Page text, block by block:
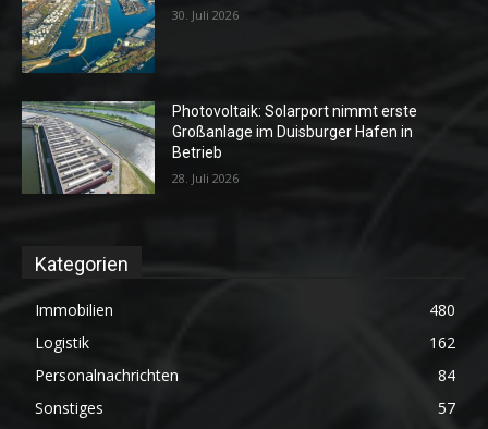
30. Juli 2026
Photovoltaik: Solarport nimmt erste
Großanlage im Duisburger Hafen in
Betrieb
28. Juli 2026
Kategorien
Immobilien
480
Logistik
162
Personalnachrichten
84
Sonstiges
57